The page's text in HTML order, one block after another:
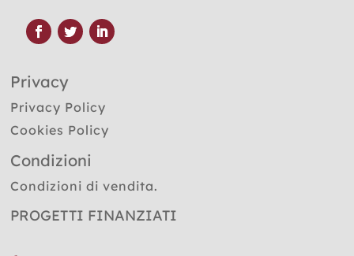
Privacy
Privacy Policy
Cookies Policy
Condizioni
Condizioni di vendita.
PROGETTI FINANZIATI